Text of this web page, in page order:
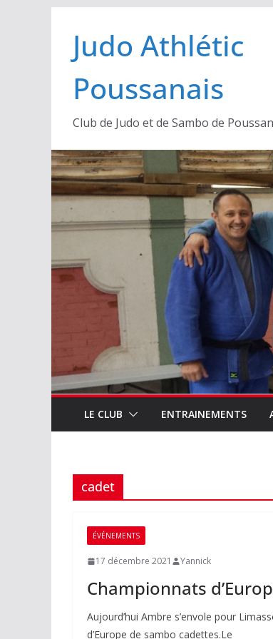
contenu
Judo Athlétic
Poussanais
Club de Judo et de Sambo de
LE CLUB ENTRAINEMENTS
cadet
ÉVÉNEMENTS
17 décembre 2021 Yannick
Championnats
Aujourd’hui Ambre s’envole pour
d’Europe de sambo cadettes.Le